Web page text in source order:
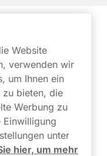
Website
verwenden wir
um Ihnen ein
zu bieten, die
Werbung zu
Einwilligung
unter
hier, um mehr